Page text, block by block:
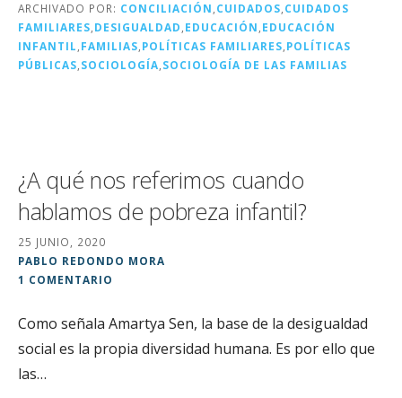
o
o
k
n rt
ir
ARCHIVADO POR: CONCILIACIÓN CUIDADOS CUIDADOS
FAMILIARES DESIGUALDAD EDUCACIÓN EDUCACIÓN
INFANTIL FAMILIAS POLÍTICAS FAMILIARES POLÍTICAS
PÚBLICAS SOCIOLOGÍA SOCIOLOGÍA DE LAS FAMILIAS
¿A qué nos referimos cuando
hablamos de pobreza infantil?
25 JUNIO, 2020
PABLO REDONDO MORA
1 COMENTARIO
Como señala Amartya Sen, la base de la desigualdad
social es la propia diversidad humana. Es por ello que
las…